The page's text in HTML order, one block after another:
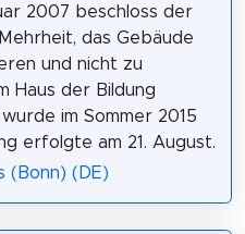
2007 beschloss der
das Gebäude
und nicht zu
Haus der Bildung
im Sommer 2015
erfolgte am 21. August.
(Bonn) (DE)